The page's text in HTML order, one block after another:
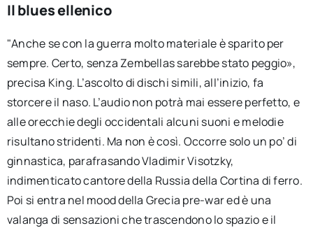
Il blues ellenico
"Anche se con la guerra molto materiale è sparito per
sempre. Certo, senza Zembellas sarebbe stato peggio»,
precisa King. L’ascolto di dischi simili, all’inizio, fa
storcere il naso. L’audio non potrà mai essere perfetto, e
alle orecchie degli occidentali alcuni suoni e melodie
risultano stridenti. Ma non è così. Occorre solo un po’ di
ginnastica, parafrasando Vladimir Visotzky,
indimenticato cantore della Russia della Cortina di ferro.
Poi si entra nel mood della Grecia pre-war ed è una
valanga di sensazioni che trascendono lo spazio e il